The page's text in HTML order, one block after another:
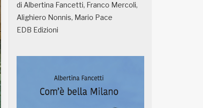
di Albertina Fancetti, Franco Mercoli,
Alighiero Nonnis, Mario Pace
EDB Edizioni